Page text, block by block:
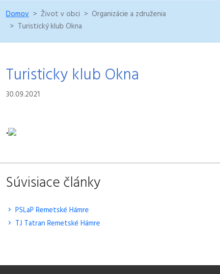
Domov Život v obci
Organizácie a združenia
Turistický klub Okna
Turisticky klub Okna
30.09.2021
.
Súvisiace články
PSLaP Remetské Hámre
TJ Tatran Remetské Hámre